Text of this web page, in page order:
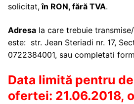
solicitat,în RON, fără TVA.
Adresa la care trebuie
este: str. Jean Steriadi nr. 17,
0722384001, sau completati
Data limită pentru
ofertei: 21.06.2018,